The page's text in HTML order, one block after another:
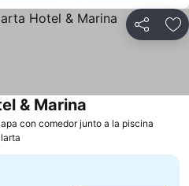
Compartir
con comedor junto a la piscina
& Marina